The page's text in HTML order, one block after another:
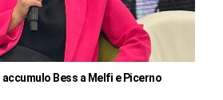
Bess a Melfi e Picerno